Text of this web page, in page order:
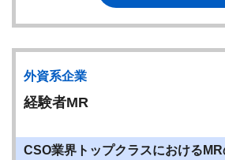
外資系企業
経験者MR
CSO業界トップクラスにおけるMR